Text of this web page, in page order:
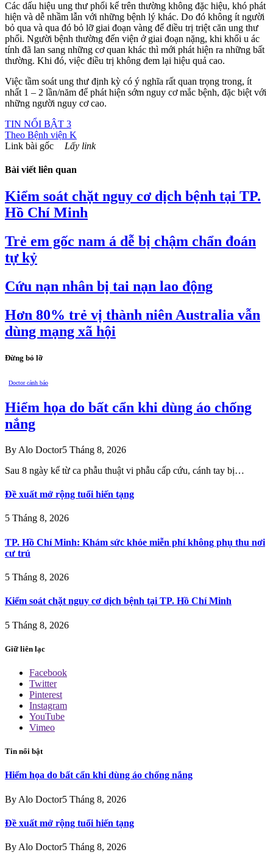
Các dấu hiệu ung thư phổi kể trên thường không đặc hiệu, khó phát
hiện và dễ nhầm lẫn với những bệnh lý khác. Do đó không ít người
bỏ qua và qua đó bỏ lỡ giai đoạn vàng để điều trị triệt căn ung thư
phổi. Người bệnh thường đến viện ở giai đoạn nặng, khi khối u ác
tính đã lan sang những cơ quan khác thì mới phát hiện ra những bất
thường. Khi đó, việc điều trị không đem lại hiệu quả cao.
Việc tầm soát ung thư định kỳ có ý nghĩa rất quan trọng trong, ít
nhất 1 – 2 lần/năm để phát hiện sớm nguy cơ mắc bệnh, đặc biệt với
những người nguy cơ cao.
TIN NỔI BẬT 3
Theo Bệnh viện K
Link bài gốc
Lấy link
Bài viết liên quan
Kiểm soát chặt nguy cơ dịch bệnh tại TP.
Hồ Chí Minh
Trẻ em gốc nam á dễ bị chậm chẩn đoán
tự kỷ
Cứu nạn nhân bị tai nạn lao động
Hơn 80% trẻ vị thành niên Australia vẫn
dùng mạng xã hội
Đừng bỏ lỡ
Doctor cảnh báo
Hiểm họa do bất cẩn khi dùng áo chống
nắng
By Alo Doctor5 Tháng 8, 2026
Sau 8 ngày kể từ ca phẫu thuật vi phẫu cấp cứu, cánh tay bị…
Đề xuất mở rộng tuổi hiến tạng
5 Tháng 8, 2026
TP. Hồ Chí Minh: Khám sức khỏe miễn phí không phụ thu nơi
cư trú
5 Tháng 8, 2026
Kiểm soát chặt nguy cơ dịch bệnh tại TP. Hồ Chí Minh
5 Tháng 8, 2026
Giữ liên lạc
Facebook
Twitter
Pinterest
Instagram
YouTube
Vimeo
Tin nổi bật
Hiểm họa do bất cẩn khi dùng áo chống nắng
By Alo Doctor5 Tháng 8, 2026
Đề xuất mở rộng tuổi hiến tạng
By Alo Doctor5 Tháng 8, 2026